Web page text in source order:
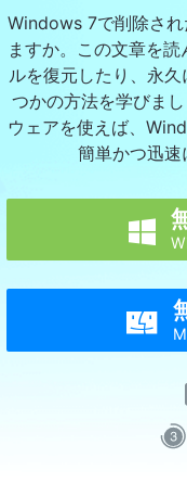
Windows 7で削除さ
ますか。この文章を
ルを復元したり、永
つかの方法を学びま
ウェアを使えば、
簡単かつ迅速

